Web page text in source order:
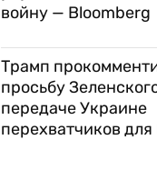
войну — Bloomberg
Трамп
просьбу
передаче Украине
перехватчиков